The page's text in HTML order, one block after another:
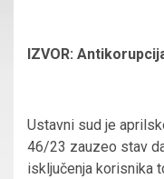
IZVOR:
Ustavni sud je
46/23 zauzeo stav
isključenja korisnika